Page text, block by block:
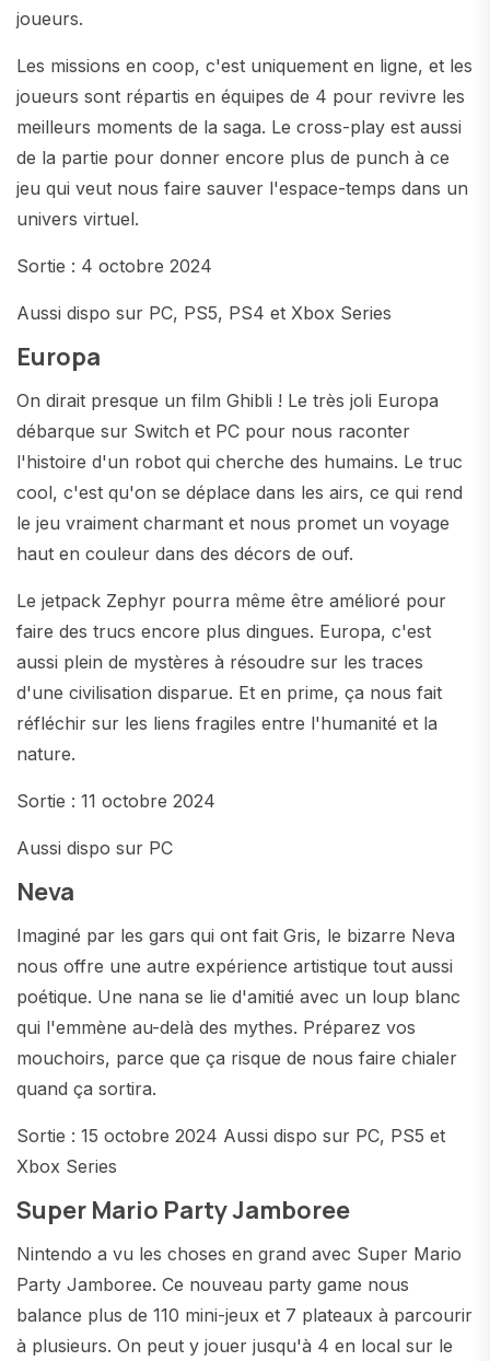
joueurs.
Les missions en coop, c'est uniquement en ligne, et les
joueurs sont répartis en équipes de 4 pour revivre les
meilleurs moments de la saga. Le cross-play est aussi
de la partie pour donner encore plus de punch à ce
jeu qui veut nous faire sauver l'espace-temps dans un
univers virtuel.
Sortie : 4 octobre 2024
Aussi dispo sur PC, PS5, PS4 et Xbox Series
Europa
On dirait presque un film Ghibli ! Le très joli Europa
débarque sur Switch et PC pour nous raconter
l'histoire d'un robot qui cherche des humains. Le truc
cool, c'est qu'on se déplace dans les airs, ce qui rend
le jeu vraiment charmant et nous promet un voyage
haut en couleur dans des décors de ouf.
Le jetpack Zephyr pourra même être amélioré pour
faire des trucs encore plus dingues. Europa, c'est
aussi plein de mystères à résoudre sur les traces
d'une civilisation disparue. Et en prime, ça nous fait
réfléchir sur les liens fragiles entre l'humanité et la
nature.
Sortie : 11 octobre 2024
Aussi dispo sur PC
Neva
Imaginé par les gars qui ont fait Gris, le bizarre Neva
nous offre une autre expérience artistique tout aussi
poétique. Une nana se lie d'amitié avec un loup blanc
qui l'emmène au-delà des mythes. Préparez vos
mouchoirs, parce que ça risque de nous faire chialer
quand ça sortira.
Sortie : 15 octobre 2024 Aussi dispo sur PC, PS5 et
Xbox Series
Super Mario Party Jamboree
Nintendo a vu les choses en grand avec Super Mario
Party Jamboree. Ce nouveau party game nous
balance plus de 110 mini-jeux et 7 plateaux à parcourir
à plusieurs. On peut y jouer jusqu'à 4 en local sur le